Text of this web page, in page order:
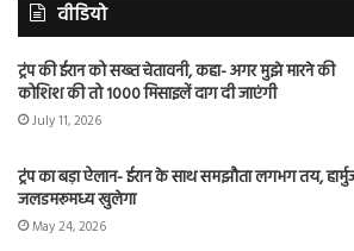
वीडियो
ट्रंप की ईरान को सख्त चेतावनी, कहा- अगर मुझे मारने की
कोशिश की तो 1000 मिसाइलें दाग दी जाएंगी
July 11, 2026
ट्रंप का बड़ा ऐलान- ईरान के साथ समझौता लगभग तय,
जलडमरूमध्य खुलेगा
May 24, 2026